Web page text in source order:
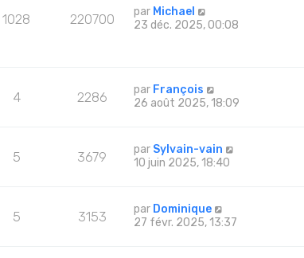
1028 220700 par Michael
23 déc. 2025, 00:08
4 2286 par François
26 août 2025, 18:09
5 3679 par Sylvain-vain
10 juin 2025, 18:40
5 3153 par Dominique
27 févr. 2025, 13:37